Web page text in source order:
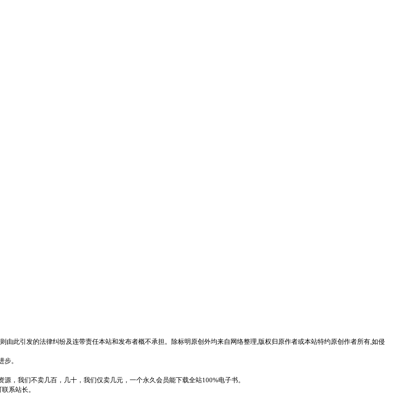
此引发的法律纠纷及连带责任本站和发布者概不承担。除标明原创外均来自网络整理,版权归原作者或本站特约原创作者所有,如侵
。
，我们不卖几百，几十，我们仅卖几元，一个永久会员能下载全站100%电子书。
系站长。